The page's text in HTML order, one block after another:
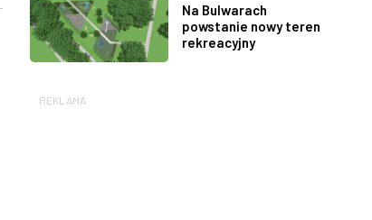
Na Bulwarach
powstanie nowy teren
rekreacyjny
REKLAMA